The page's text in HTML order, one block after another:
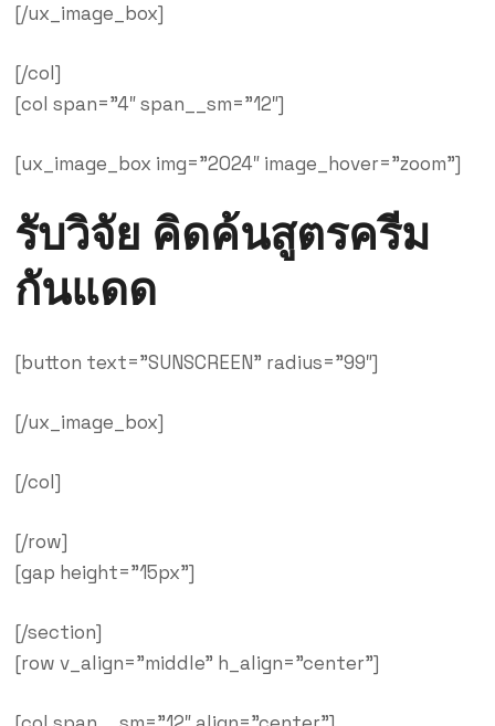
[/ux_image_box]
[/col]
[col span=”4″ span__sm=”12″]
[ux_image_box img=”2024″ image_hover=”zoom”]
รับวิจัย คิดค้นสูตรครีม
กันแดด
[button text=”SUNSCREEN” radius=”99″]
[/ux_image_box]
[/col]
[/row]
[gap height=”15px”]
[/section]
[row v_align=”middle” h_align=”center”]